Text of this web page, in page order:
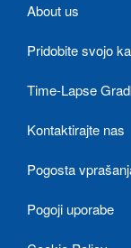
About us
Pridobite svojo
Time-Lapse
Kontaktirajte nas
Pogosta
Pogoji uporabe